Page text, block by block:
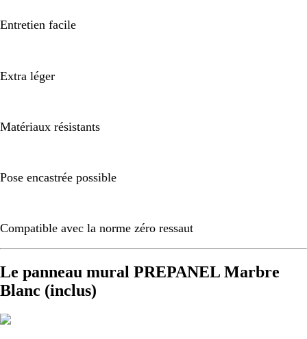
Entretien facile
Extra léger
Matériaux résistants
Pose encastrée possible
Compatible avec la norme zéro ressaut
Le panneau mural PREPANEL Marbre
Blanc (inclus)